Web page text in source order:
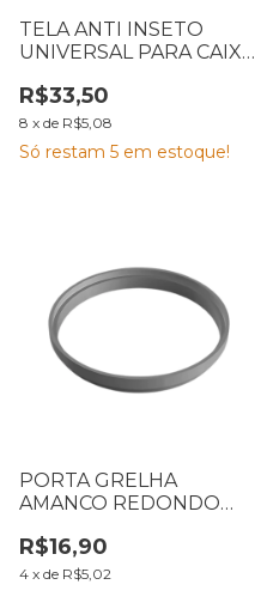
TELA ANTI INSETO
UNIVERSAL PARA CAIXA
R$33,50
8 x de R$5,08
Só restam 5 em estoque!
PORTA GRELHA
AMANCO REDONDO
R$16,90
4 x de R$5,02